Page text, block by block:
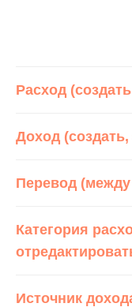
Расход
Доход
Перевод (между
Категория
Источник